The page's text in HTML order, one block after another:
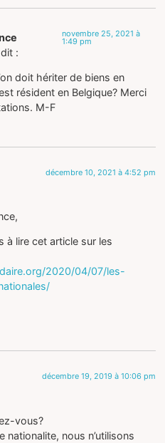
dit :
novembre 25, 2021 à
1:49 pm
doit hériter de biens en
résident en Belgique? Merci
M-F
décembre 10, 2021 à 4:52 pm
à lire cet article sur les
2020/04/07/les-
décembre 19, 2019 à 10:06 pm
vous?
nationalite, nous n’utilisons